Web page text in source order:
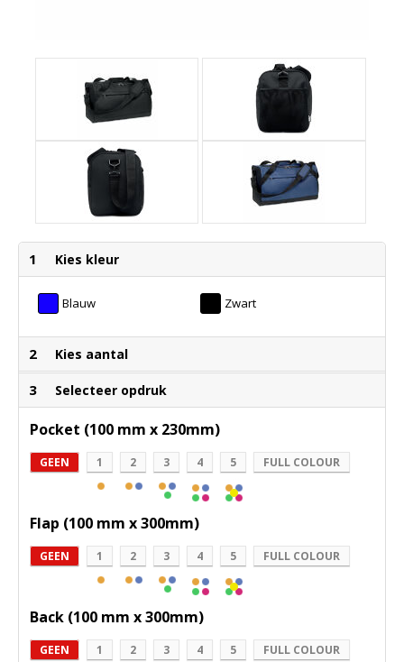
1 Kies kleur
Blauw Zwart
2 Kies aantal
3 Selecteer opdruk
Pocket (100 mm x 230mm)
GEEN 1 2 3 4 5 FULL COLOUR
Flap (100 mm x 300mm)
GEEN 1 2 3 4 5 FULL COLOUR
Back (100 mm x 300mm)
GEEN 1 2 3 4 5 FULL COLOUR